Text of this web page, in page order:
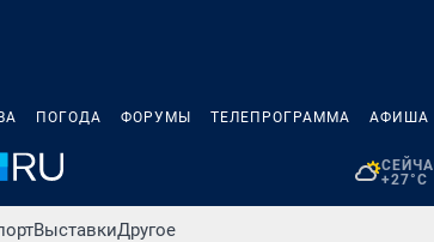
ПОГОДА ФОРУМЫ ТЕЛЕПРОГРАММА АФИША
+27°C
ВыставкиДругое